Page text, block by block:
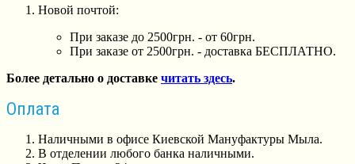
Новой почтой:
При заказе до 2500грн. - от 60грн.
При заказе от 2500грн. - доставка БЕСПЛАТНО.
Более детально о доставке читать здесь.
Оплата
Наличными в офисе Киевской Мануфактуры Мыла.
В отделении любого банка наличными.